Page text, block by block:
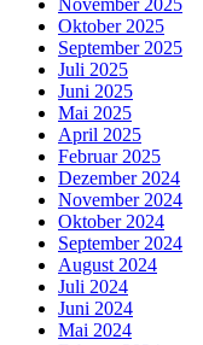
November 2025
Oktober 2025
September 2025
Juli 2025
Juni 2025
Mai 2025
April 2025
Februar 2025
Dezember 2024
November 2024
Oktober 2024
September 2024
August 2024
Juli 2024
Juni 2024
Mai 2024